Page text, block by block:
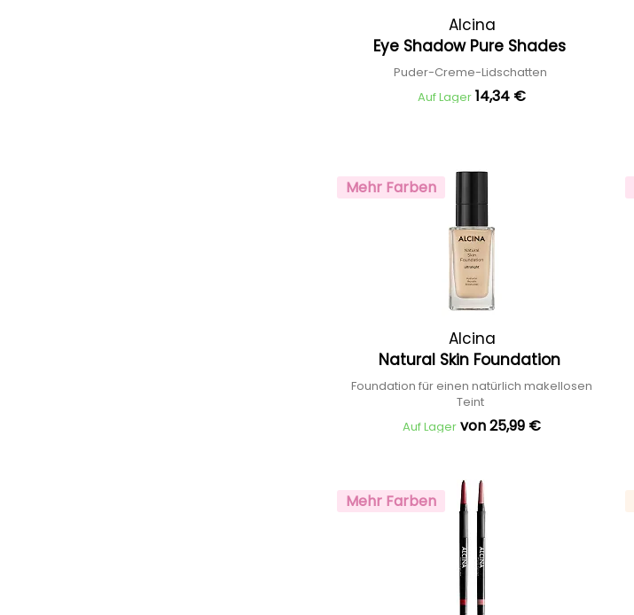
Alcina
Eye Shadow Pure Shades
Puder-Creme-Lidschatten
Auf Lager 14,34 €
Mehr Farben
Alcina
Natural Skin Foundation
Foundation für einen natürlich makellosen
Teint
Auf Lager von 25,99 €
Mehr Farben